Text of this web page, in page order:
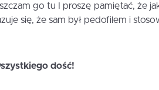
go tu I proszę pamiętać, że
się, że sam był pedofilem i
dość!